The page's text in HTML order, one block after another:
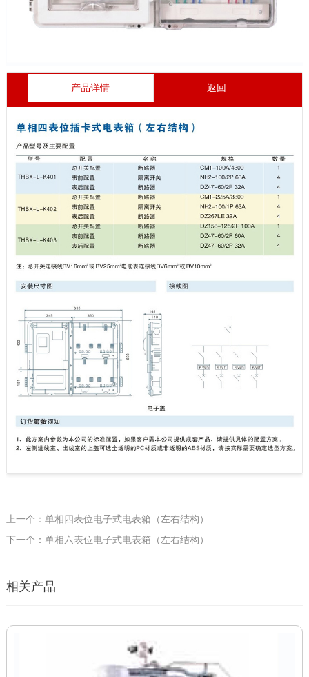
产品详情 返回
上一个：单相四表位电子式电表箱（左右结构）
下一个：单相六表位电子式电表箱（左右结构）
相关产品